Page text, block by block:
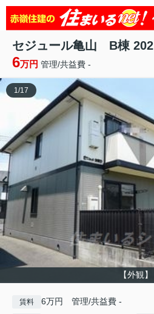
セジュール亀山 B棟 202
6万円 管理/共益費 -
【外観】
1/17
賃料 6万円 管理/共益費 -